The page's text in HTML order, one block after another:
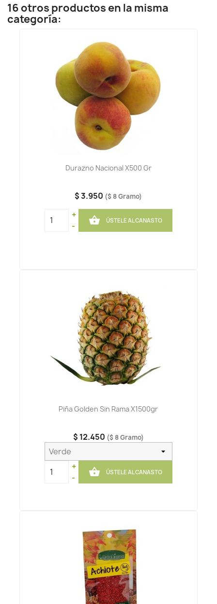
16 otros productos en la misma
categoría:
Durazno Nacional X500 Gr
$ 3.950 ($ 8 Gramo)
+
-
 ÚSTELE AL CANASTO
Piña Golden Sin Rama X1500gr
$ 12.450 ($ 8 Gramo)
+
-
 ÚSTELE AL CANASTO